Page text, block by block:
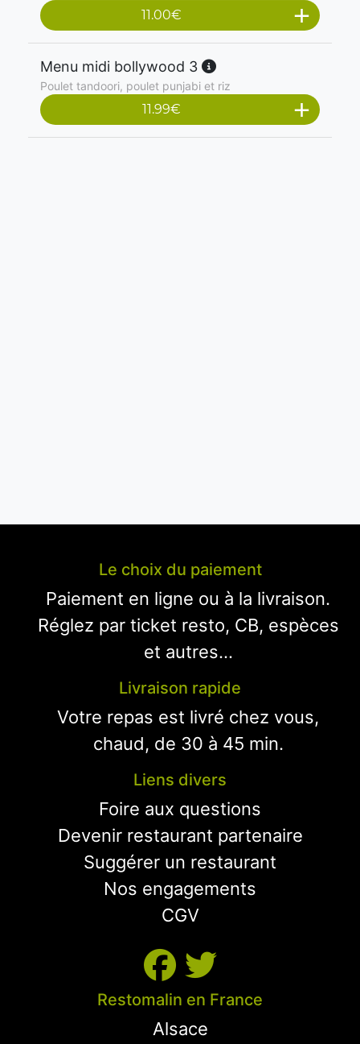
11.00€
Menu midi bollywood 3
Poulet tandoori, poulet punjabi et riz
11.99€
Le choix du paiement
Paiement en ligne ou à la livraison.
Réglez par ticket resto, CB, espèces
et autres...
Livraison rapide
Votre repas est livré chez vous,
chaud, de 30 à 45 min.
Liens divers
Foire aux questions
Devenir restaurant partenaire
Suggérer un restaurant
Nos engagements
CGV
Restomalin en France
Alsace